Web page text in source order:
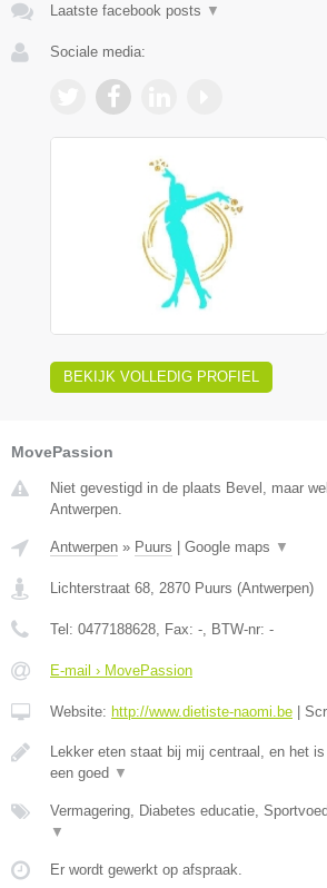
Laatste facebook posts ▼
Sociale media:
BEKIJK VOLLEDIG PROFIEL
MovePassion
Niet gevestigd in de plaats Bevel, maar
Antwerpen.
Antwerpen » Puurs Google maps ▼
Lichterstraat 68, 2870 Puurs (Antwerpen)
Tel: 0477188628, Fax: -, BTW-nr: -
E-mail › MovePassion
Website: http://www.dietiste-naomi.be
Lekker eten staat bij mij centraal, en het
een goed ▼
Vermagering, Diabetes educatie,
▼
Er wordt gewerkt op afspraak.